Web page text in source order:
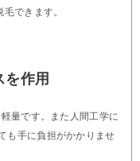
できます。
を作用
量です。また人間工学に
も手に負担がかかりませ